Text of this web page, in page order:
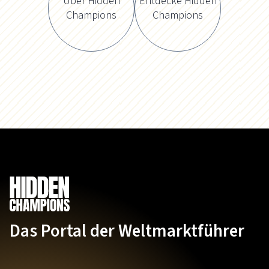
Champions
Champions
Das Portal der Weltmarktführer